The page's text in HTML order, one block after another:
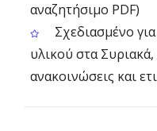
αναζητήσιμο PDF)
Σχεδιασμένο
υλικού στα
ανακοινώσεις και